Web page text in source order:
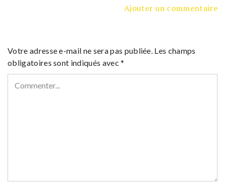
Ajouter un commentaire
Votre adresse e-mail ne sera pas publiée. Les champs
obligatoires sont indiqués avec*